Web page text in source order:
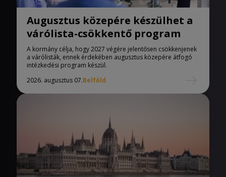
Augusztus közepére készülhet a
várólista-csökkentő program
A kormány célja, hogy 2027 végére jelentősen csökkenjenek
a várólisták, ennek érdekében augusztus közepére átfogó
intézkedési program készül.
2026. augusztus 07.Belföld